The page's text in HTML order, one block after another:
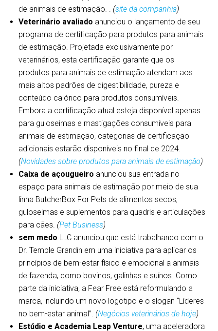
de animais de estimação. . (site da companhia)
Veterinário avaliado anunciou o lançamento de seu
programa de certificação para produtos para animais
de estimação. Projetada exclusivamente por
veterinários, esta certificação garante que os
produtos para animais de estimação atendam aos
mais altos padrões de digestibilidade, pureza e
conteúdo calórico para produtos consumíveis.
Embora a certificação atual esteja disponível apenas
para guloseimas e mastigações consumíveis para
animais de estimação, categorias de certificação
adicionais estarão disponíveis no final de 2024.
(Novidades sobre produtos para animais de estimação)
Caixa de açougueiro anunciou sua entrada no
espaço para animais de estimação por meio de sua
linha ButcherBox For Pets de alimentos secos,
guloseimas e suplementos para quadris e articulações
para cães. (Pet Business)
sem medo LLC anunciou que está trabalhando com o
Dr. Temple Grandin em uma iniciativa para aplicar os
princípios de bem-estar físico e emocional a animais
de fazenda, como bovinos, galinhas e suínos. Como
parte da iniciativa, a Fear Free está reformulando a
marca, incluindo um novo logotipo e o slogan “Líderes
no bem-estar animal”. (Negócios veterinários de hoje)
Estúdio e Academia Leap Venture, uma aceleradora